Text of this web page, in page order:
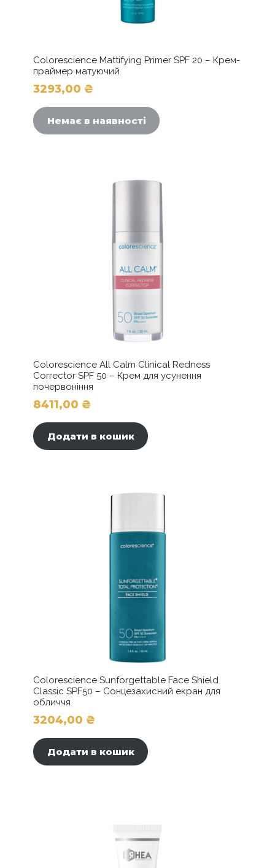
Colorescience Mattifying Primer SPF 20 – Крем-
праймер матуючий
3293,00 ₴
Немає в наявності
Colorescience All Calm Clinical Redness
Corrector SPF 50 – Крем для усунення
почервоніння
8411,00 ₴
Додати в кошик
Colorescience Sunforgettable Face Shield
Classic SPF50 – Сонцезахисний екран для
обличчя
3204,00 ₴
Додати в кошик